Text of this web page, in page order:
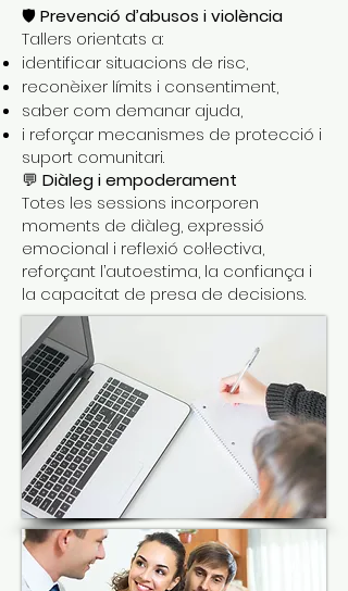
🛡️Prevenció d’abusos i violència
Tallers orientats a:
identificar situacions de risc,
reconèixer límits i consentiment,
saber com demanar ajuda,
i reforçar mecanismes de protecció i
suport comunitari.
💬 Diàleg i empoderament
Totes les sessions incorporen
moments de diàleg, expressió
emocional i reflexió col·lectiva,
reforçant l’autoestima, la confiança i
la capacitat de presa de decisions.​